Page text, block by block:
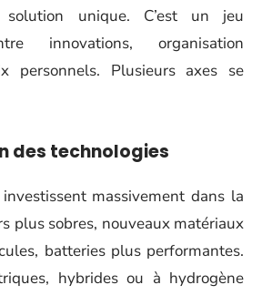
solution unique. C’est un jeu
innovations, organisation
personnels. Plusieurs axes se
des technologies
massivement dans la
plus sobres, nouveaux matériaux
batteries plus performantes.
hybrides ou à hydrogène